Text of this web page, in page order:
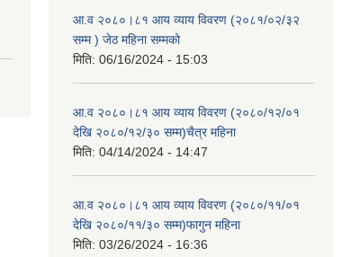
आ.व २०८०।८१ आय व्याय विवरण (२०८१/०२/३२
सम्म ) जेठ महिना सम्मको
मिति: 06/16/2024 - 15:03
आ.व २०८०।८१ आय व्याय विवरण (२०८०/१२/०१
देखि २०८०/१२/३० सम्म)चैत्र महिना
मिति: 04/14/2024 - 14:47
आ.व २०८०।८१ आय व्याय विवरण (२०८०/११/०१
देखि २०८०/११/३० सम्म)फागुन महिना
मिति: 03/26/2024 - 16:36